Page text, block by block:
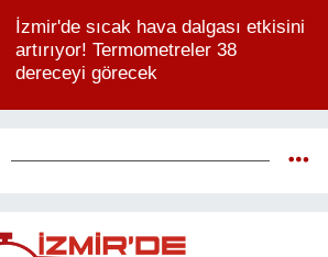
İzmir'de sıcak hava dalgası etkisini
artırıyor! Termometreler 38
dereceyi görecek